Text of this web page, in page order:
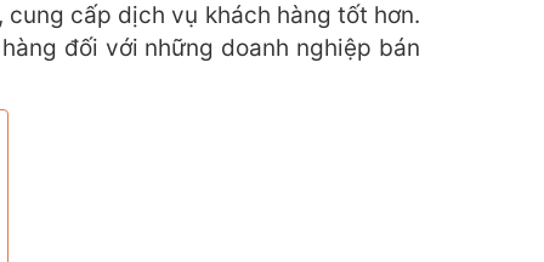
cấp dịch vụ khách hàng tốt hơn.
đối với những doanh nghiệp bán